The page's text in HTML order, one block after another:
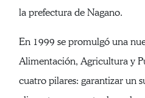
la prefectura de Nagano.
En 1999 se promulgó una
Alimentación, Agricultura y
cuatro pilares: garantizar un